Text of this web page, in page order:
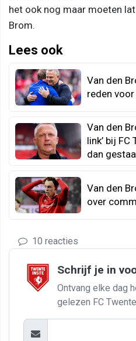
het ook nog maar moeten
Brom.
Lees ook
Van den
reden
Van den
link’ bij
dan
Van den
over
10 reacties
Schrijf je in
Ontvang elke dag
gelezen FC